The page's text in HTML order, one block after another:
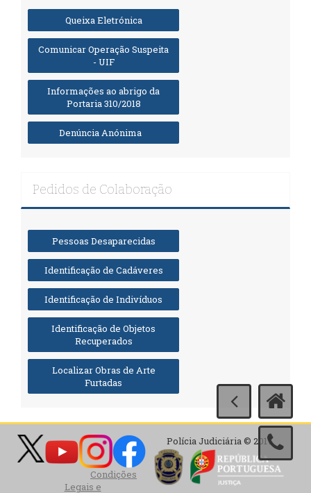
Queixa Eletrónica
Comunicar Operação Suspeita
- UIF
Informações ao abrigo da
Portaria 310/2018
Denúncia Anónima
Pedidos de Colaboração
Pessoas Desaparecidas
Identificação de Cadáveres
Identificação de Indivíduos
Identificação de Objetos
Recuperados
Localizar Obras de Arte
Furtadas
Polícia Judiciária © 2017
Condições
Legais e